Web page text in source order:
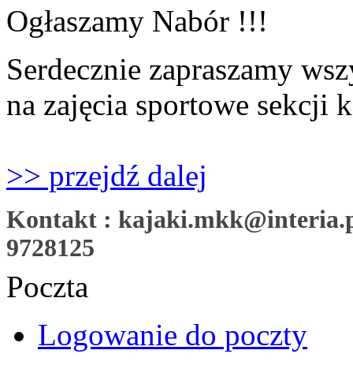
Ogłaszamy Nabór !!!
Serdecznie zapraszamy
na zajęcia sportowe sekcji
>> przejdź dalej
Kontakt :
9728125
Poczta
Logowanie do poczty